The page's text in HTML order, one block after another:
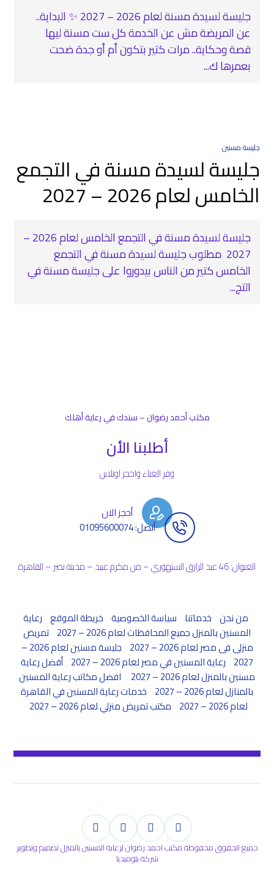
جليسة لسيدة مسنة لعام 2026 – 2027 ✨ البداية..
عن المريضة مش عن الخدمة كل ست مسنة ليها
قصة وحكاية.. مرات كتير بتكون أم أو جدة ضحت
بعمرها ك...
جليسة مسنين
جليسة لسيدة مسنة في التجمع
الخامس لعام 2026 – 2027
جليسة لسيدة مسنة في التجمع الخامس لعام 2026 –
2027 ‍ مطلوب جليسة لسيدة مسنة في التجمع
الخامس كتير من الناس بيدوروا على جليسة مسنة في
التج...
مكتب أحمد رضوان – سندك في رعاية أهلك
أطلبنا الأن
وفر العناء واحجز اونلاين
أحجز الان
أتصل: 01095600074
العنوان: 46 عبد الرازق السنهوري – من مكرم عبيد – مدينة نصر – القاهرة
من نحن خدماتنا سياسة الخصوصية خريطة الموقع رعاية
المسنين بالمنزل جميع المحافظات لعام 2026 – 2027
تمريض
منزلى فى مصر لعام 2026 – 2027
جليسة مسنين لعام 2026 –
2027 رعاية المسنين في مصر لعام 2026 – 2027
أفضل رعاية
مسنين بالمنزل لعام 2026 – 2027
افضل مكاتب رعاية المسنين
بالمنازل لعام 2026 – 2027
خدمات رعاية المسنين في القاهرة
لعام 2026 – 2027
مكتب تمريض منزلي لعام 2026 – 2027
جميع الحقوق محفوظة مكتب احمد رضوان لرعاية المسنين بالمنزل تصميم وتطوير
شركة بلوميديا